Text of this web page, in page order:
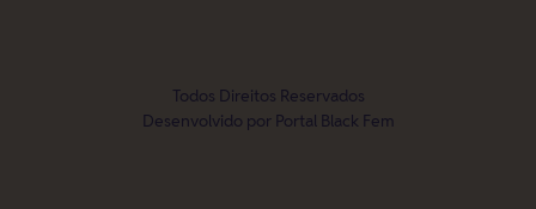
Todos Direitos Reservados
Desenvolvido por Portal Black Fem